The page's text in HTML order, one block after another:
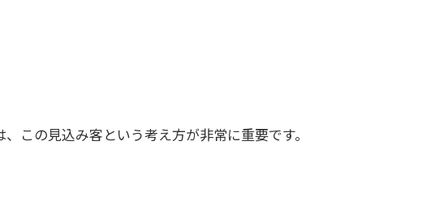
この見込み客という考え方が非常に重要です。